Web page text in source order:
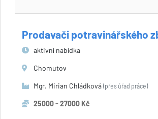
Prodavači potravinářského
aktivní nabídka
Chomutov
Mgr. Mirian Chládková (přes úřad práce)
25000 - 27000 Kč